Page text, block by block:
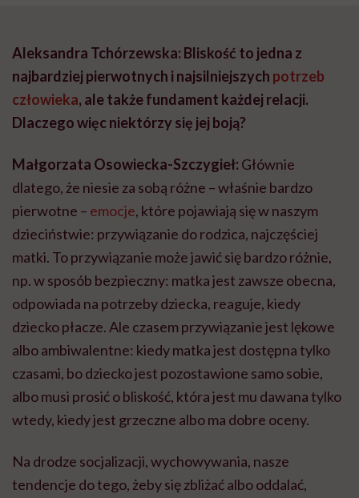
Aleksandra Tchórzewska: Bliskość to jedna z
najbardziej pierwotnych i najsilniejszych potrzeb
człowieka, ale także fundament każdej relacji.
Dlaczego więc niektórzy się jej boją?
Małgorzata Osowiecka-Szczygieł: Głównie
dlatego, że niesie za sobą różne – właśnie bardzo
pierwotne – emocje, które pojawiają się w naszym
dzieciństwie: przywiązanie do rodzica, najczęściej
matki. To przywiązanie może jawić się bardzo różnie,
np. w sposób bezpieczny: matka jest zawsze obecna,
odpowiada na potrzeby dziecka, reaguje, kiedy
dziecko płacze. Ale czasem przywiązanie jest lękowe
albo ambiwalentne: kiedy matka jest dostępna tylko
czasami, bo dziecko jest pozostawione samo sobie,
albo musi prosić o bliskość, która jest mu dawana tylko
wtedy, kiedy jest grzeczne albo ma dobre oceny.
Na drodze socjalizacji, wychowywania, nasze
tendencje do tego, żeby się zbliżać albo oddalać,